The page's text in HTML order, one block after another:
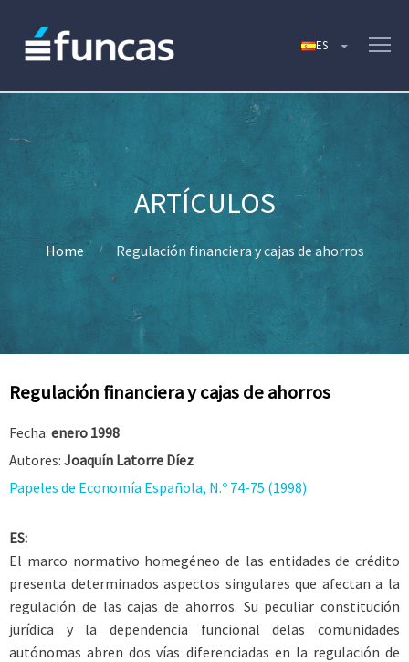
Home Regulación financiera y cajas de ahorros
Regulación financiera y cajas de ahorros
Fecha: enero 1998
Autores: Joaquín Latorre Díez
Papeles de Economía Española, N.º 74-75 (1998)
ES:
El marco normativo homegéneo de las entidades de crédito
presenta determinados aspectos singulares que afectan a la
regulación de las cajas de ahorros. Su peculiar constitución
jurídica y la dependencia funcional delas comunidades
autónomas abren dos vías diferenciadas en la regulación de